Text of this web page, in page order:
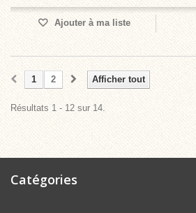
Ajouter à ma liste
Afficher tout
1 2
Résultats 1 - 12 sur 14.
Catégories